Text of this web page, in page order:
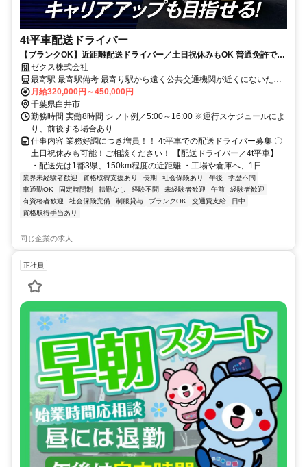
4t平車配送ドライバー
【ブランクOK】近距離配送ドライバー／土日祝休みもOK 普通免許で
OK！資格取得支援制度あり
ゼクス株式会社
最寄駅 最寄駅備考 最寄り駅から遠く公共交通機関が近くにないた
め、車やバイクなどご自身で通勤手段の確保をお願いします(無料駐
車場完備)
月給320,000円～450,000円
千葉県白井市
勤務時間 実働8時間 シフト例／5:00～16:00 ※運行スケジュールによ
り、前後する場合あり
仕事内容 業務好調につき増員！！ 4t平車での配送ドライバー募集 〇
土日祝休みも可能！ご相談ください！ 【配送ドライバー／4t平車】
・配送先は1都3県、150km程度の近距離 ・工場や倉庫へ、1日...
業界未経験者歓迎 資格取得支援あり 長期 社会保険あり 午後
学歴不問
車通勤OK
固定時間制 転勤なし 経験不問 未経験者歓迎 午前
経験者歓迎
有資格者歓迎
社会保険完備 制服貸与 ブランクOK 交通費支給
日中
資格取得手当あり
同じ企業の求人
正社員